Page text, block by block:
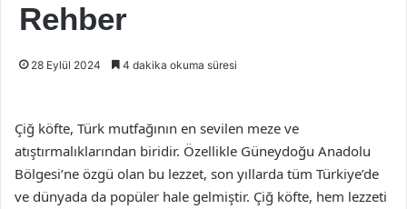
Rehber
28 Eylül 2024 4 dakika okuma süresi
Çiğ köfte, Türk mutfağının en sevilen meze ve
atıştırmalıklarından biridir. Özellikle Güneydoğu Anadolu
Bölgesi’ne özgü olan bu lezzet, son yıllarda tüm Türkiye’de
ve dünyada da popüler hale gelmiştir. Çiğ köfte, hem lezzeti